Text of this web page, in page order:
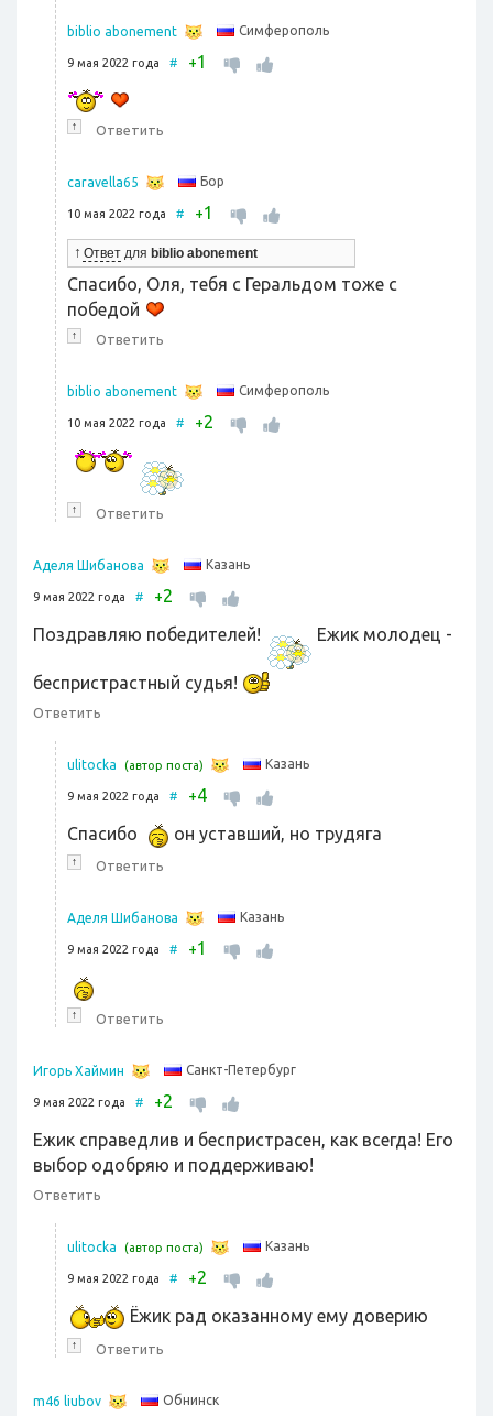
biblio abonement Симферополь
9 мая 2022 года # +1
↑ Ответить
caravella65 Бор
10 мая 2022 года # +1
↑ Ответ для biblio abonement
Спасибо, Оля, тебя с Геральдом тоже с
победой
↑ Ответить
biblio abonement Симферополь
10 мая 2022 года # +2
↑ Ответить
Аделя Шибанова Казань
9 мая 2022 года # +2
Поздравляю победителей!
Ежик молодец -
беспристрастный судья!
Ответить
ulitocka (автор поста) Казань
9 мая 2022 года # +4
Спасибо
он уставший, но трудяга
↑ Ответить
Аделя Шибанова Казань
9 мая 2022 года # +1
↑ Ответить
Игорь Хаймин Санкт-Петербург
9 мая 2022 года # +2
Ежик справедлив и беспристрасен, как всегда! Его
выбор одобряю и поддерживаю!
Ответить
ulitocka (автор поста) Казань
9 мая 2022 года # +2
Ёжик рад оказанному ему доверию
↑ Ответить
m46 liubov Обнинск